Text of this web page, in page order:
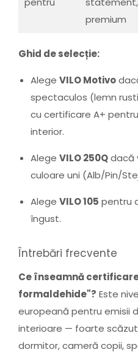
premium
Ghid de selecție:
Alege VILO Motivo
spectaculos (lemn
cu certificare A+
interior.
Alege VILO 250Qdacă
culoare uni (Alb/Pin/
Alege VILO 105 pentru
îngust.
Întrebări frecvente
Ce înseamnă
formaldehide"? Este
europeană pentru emisii
interioare — foarte
dormitor, cameră copii,